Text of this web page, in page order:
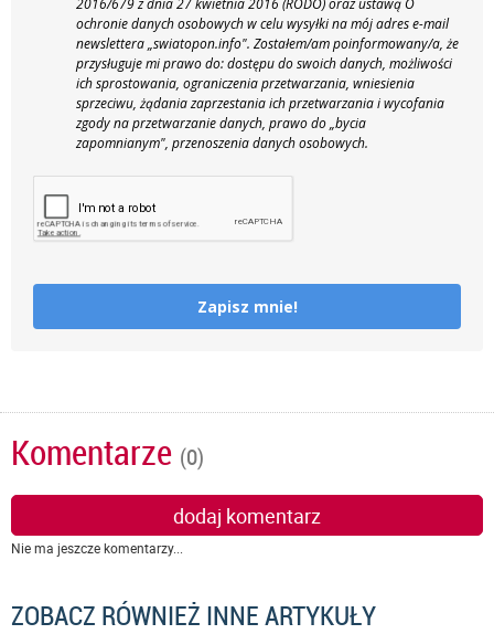
2016/679 z dnia 27 kwietnia 2016 (RODO) oraz ustawą O
ochronie danych osobowych w celu wysyłki na mój adres e-mail
newslettera „swiatopon.info". Zostałem/am poinformowany/a, że
przysługuje mi prawo do: dostępu do swoich danych, możliwości
ich sprostowania, ograniczenia przetwarzania, wniesienia
sprzeciwu, żądania zaprzestania ich przetwarzania i wycofania
zgody na przetwarzanie danych, prawo do „bycia
zapomnianym", przenoszenia danych osobowych.
Zapisz mnie!
Komentarze (0)
dodaj komentarz
Nie ma jeszcze komentarzy...
ZOBACZ RÓWNIEŻ INNE ARTYKUŁY